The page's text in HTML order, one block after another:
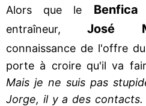
Alors que le Benfica
entraîneur,José
connaissance de l'offre du
porte à croire qu'il va
Mais je ne suis pas
Jorge, il y a des contacts.